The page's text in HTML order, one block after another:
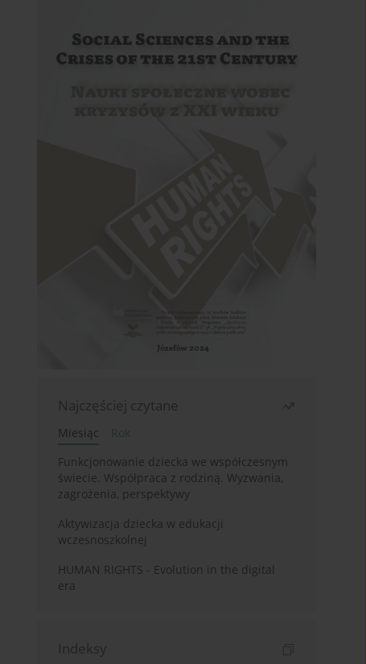
Najczęściej czytane
Miesiąc
Rok
Funkcjonowanie dziecka we współczesnym
świecie. Współpraca z rodziną. Wyzwania,
zagrożenia, perspektywy
Aktywizacja dziecka w edukacji
wczesnoszkolnej
HUMAN RIGHTS - Evolution in the digital
era
Indeksy